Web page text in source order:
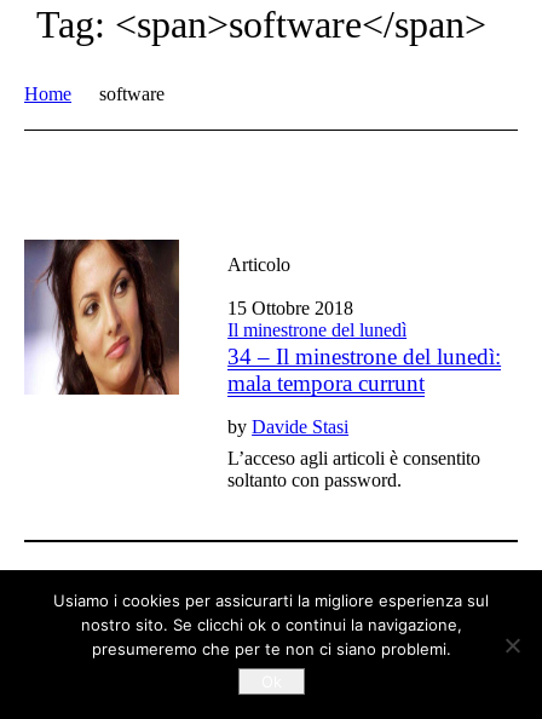
Tag: <span>software</span>
Home software
Articolo
15 Ottobre 2018
Il minestrone del lunedì
34 – Il minestrone del lunedì:
mala tempora currunt
byDavide Stasi
L’acceso agli articoli è consentito
soltanto con password.
Usiamo i cookies per assicurarti la migliore esperienza sul
nostro sito. Se clicchi ok o continui la navigazione,
presumeremo che per te non ci siano problemi.